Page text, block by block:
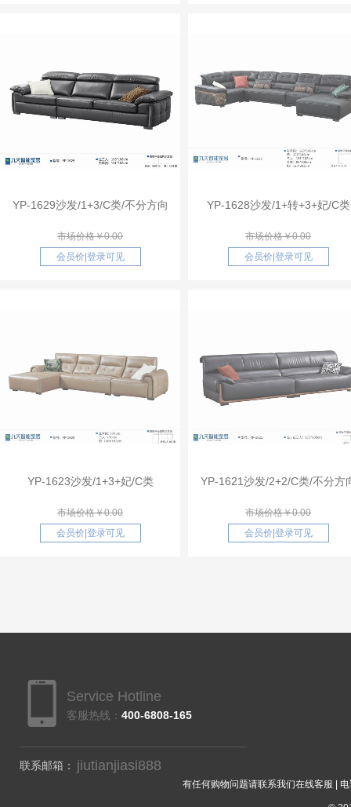
YP-1629沙发/1+3/C类/不分方向
市场价格￥0.00
会员价 登录可见
YP-1628沙发/1+转+3+妃/C类
市场价格￥0.00
会员价 登录可见
YP-1623沙发/1+3+妃/C类
市场价格￥0.00
会员价 登录可见
YP-1621沙发/2+2/C类/不分方
市场价格￥0.00
会员价 登录可见
Service Hotline
客服热线： 400-6808-165
联系邮箱： jiutianjiasi888
有任何购物问题请联系我们在线客服 |